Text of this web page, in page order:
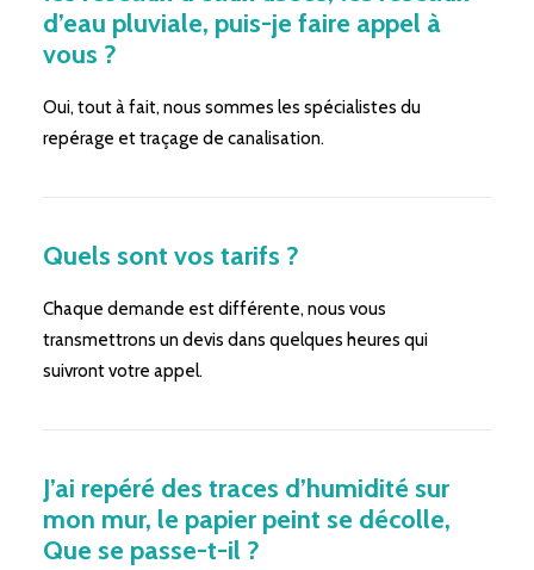
d’eau pluviale, puis-je faire appel à
vous ?
Oui, tout à fait, nous sommes les spécialistes du
repérage et traçage de canalisation.
Quels sont vos tarifs ?
Chaque demande est différente, nous vous
transmettrons un devis dans quelques heures qui
suivront votre appel.
J’ai repéré des traces d’humidité sur
mon mur, le papier peint se décolle,
Que se passe-t-il ?